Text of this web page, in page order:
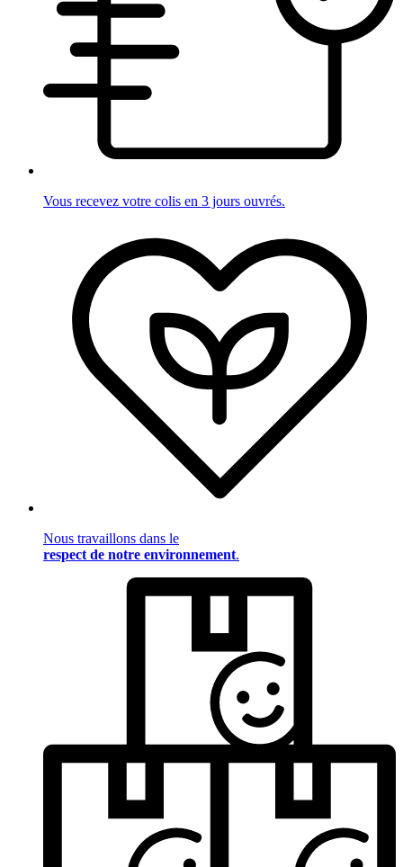
Vous recevez votre colis en 3 jours ouvrés.
Nous travaillons dans le
respect de notre environnement.